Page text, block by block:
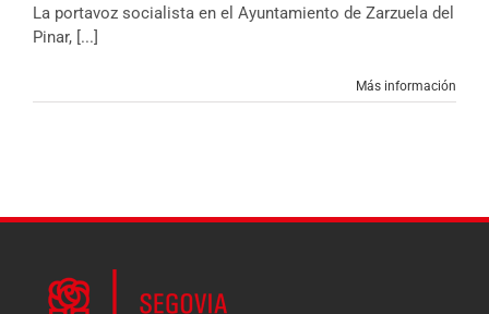
La portavoz socialista en el Ayuntamiento de Zarzuela del
Pinar, [...]
Más información